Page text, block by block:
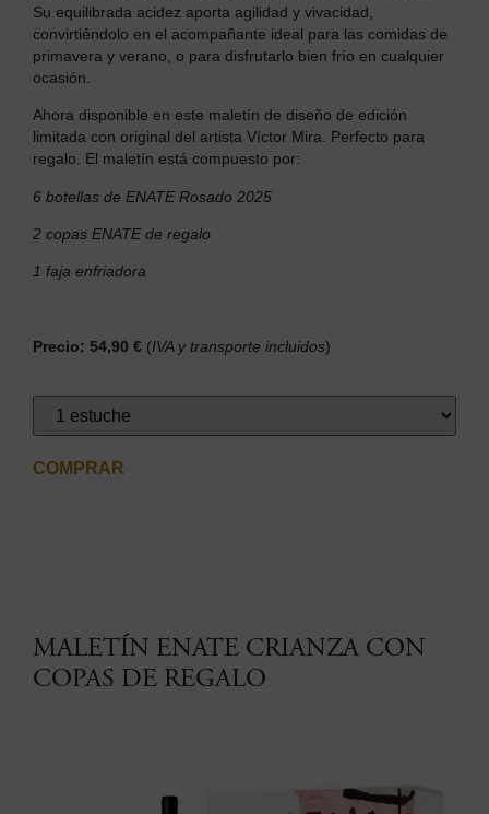
Su equilibrada acidez aporta agilidad y vivacidad,
convirtiéndolo en el acompañante ideal para las comidas de
primavera y verano, o para disfrutarlo bien frío en cualquier
ocasión.
Ahora disponible en este maletín de diseño de edición
limitada con original del artista Víctor Mira. Perfecto para
regalo. El maletín está compuesto por:
6 botellas de ENATE Rosado 2025
2 copas ENATE de regalo
1 faja enfriadora
Precio: 54,90 € (IVA y transporte incluidos)
COMPRAR
MALETÍN ENATE CRIANZA CON
COPAS DE REGALO